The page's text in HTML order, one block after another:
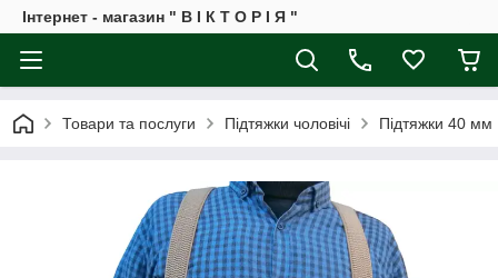
Інтернет - магазин " В І К Т О Р І Я "
Товари та послуги Підтяжки чоловічі Підтяжки 40 мм